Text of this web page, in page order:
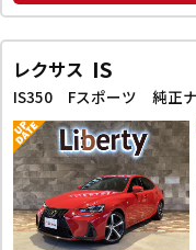
レクサス IS